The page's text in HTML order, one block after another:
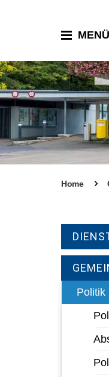
MENÜ
Home
Politik